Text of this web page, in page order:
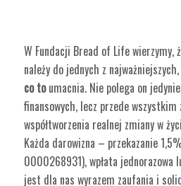
W Fundacji Bread of Life wierzymy,
należy do jednych z
co toumacnia. Nie polega on
finansowych, lecz przede wszystkim
współtworzenia realnej zmiany w
Każda darowizna – przekazanie
0000268931), wpłata jednorazowa
jest dla nas wyrazem zaufania i